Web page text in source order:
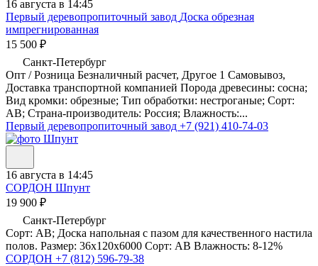
16 августа в 14:45
Первый деревопропиточный завод Доска обрезная
импрегнированная
15 500 ₽
Санкт-Петербург
Опт / Розница Безналичный расчет, Другое 1 Самовывоз,
Доставка транспортной компанией Порода древесины: сосна;
Вид кромки: обрезные; Тип обработки: нестроганые; Сорт:
AB; Страна-производитель: Россия; Влажность:...
Первый деревопропиточный завод +7 (921) 410-74-03
16 августа в 14:45
СОРДОН Шпунт
19 900 ₽
Санкт-Петербург
Сорт: AB; Доска напольная с пазом для качественного настила
полов. Размер: 36х120х6000 Сорт: АВ Влажность: 8-12%
СОРДОН +7 (812) 596-79-38